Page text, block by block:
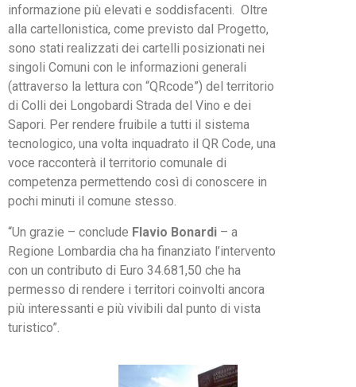
informazione più elevati e soddisfacenti. Oltre
alla cartellonistica, come previsto dal Progetto,
sono stati realizzati dei cartelli posizionati nei
singoli Comuni con le informazioni generali
(attraverso la lettura con “QRcode”) del territorio
di Colli dei Longobardi Strada del Vino e dei
Sapori. Per rendere fruibile a tutti il sistema
tecnologico, una volta inquadrato il QR Code, una
voce racconterà il territorio comunale di
competenza permettendo così di conoscere in
pochi minuti il comune stesso.
“Un grazie – conclude Flavio Bonardi – a
Regione Lombardia cha ha finanziato l’intervento
con un contributo di Euro 34.681,50 che ha
permesso di rendere i territori coinvolti ancora
più interessanti e più vivibili dal punto di vista
turistico”.